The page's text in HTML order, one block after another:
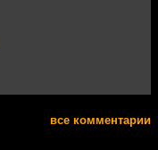
все комментарии